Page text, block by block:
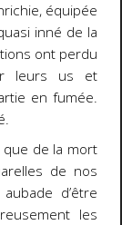
équipée
inné de la
ont perdu
leurs us et
en fumée.
que de la mort
de nos
d’être
les